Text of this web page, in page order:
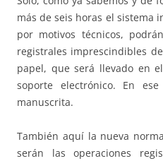
más de seis horas el sistema
por motivos técnicos,
registrales imprescindibles
papel, que será llevado en
soporte electrónico. En
manuscrita.
También aquí la nueva
serán las operaciones